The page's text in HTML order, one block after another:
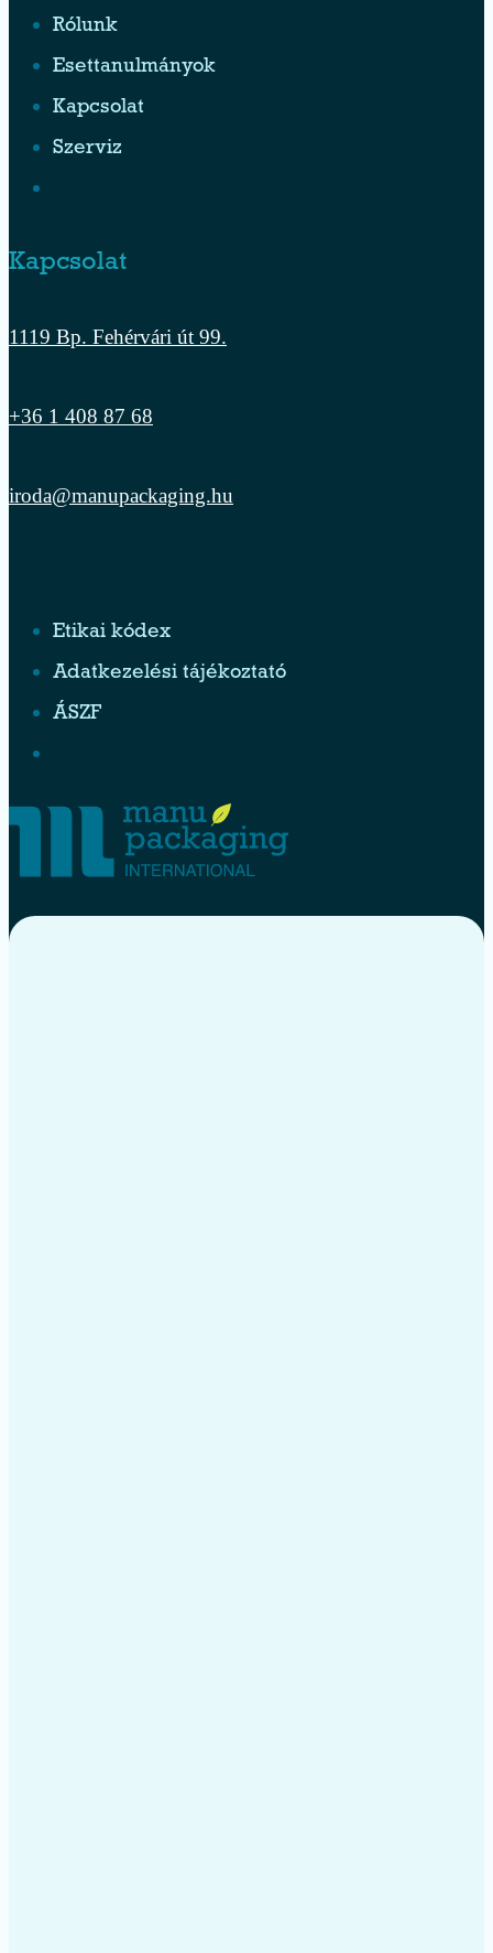
Rólunk
Esettanulmányok
Kapcsolat
Szerviz
Kapcsolat
1119 Bp. Fehérvári út 99.
+36 1 408 87 68
iroda@manupackaging.hu
Etikai kódex
Adatkezelési tájékoztató
ÁSZF